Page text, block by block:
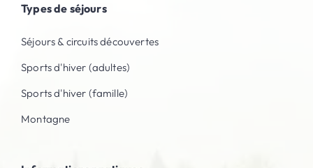
Types de séjours
Séjours & circuits découvertes
Sports d'hiver (adultes)
Sports d'hiver (famille)
Montagne